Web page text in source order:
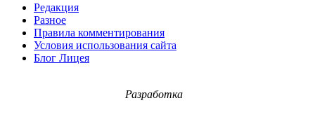
Редакция
Разное
Правила комментирования
Условия использования сайта
Блог Лицея
Разработка